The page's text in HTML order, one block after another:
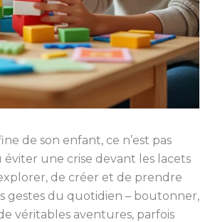
de son enfant, ce n’est pas
une crise devant les lacets
de créer et de prendre
gestes du quotidien – boutonner,
véritables aventures, parfois